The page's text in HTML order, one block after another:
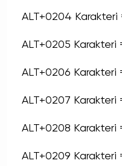
ALT+0204 Karakteri
ALT+0205 Karakteri
ALT+0206 Karakteri
ALT+0207 Karakteri
ALT+0208 Karakteri
ALT+0209 Karakteri